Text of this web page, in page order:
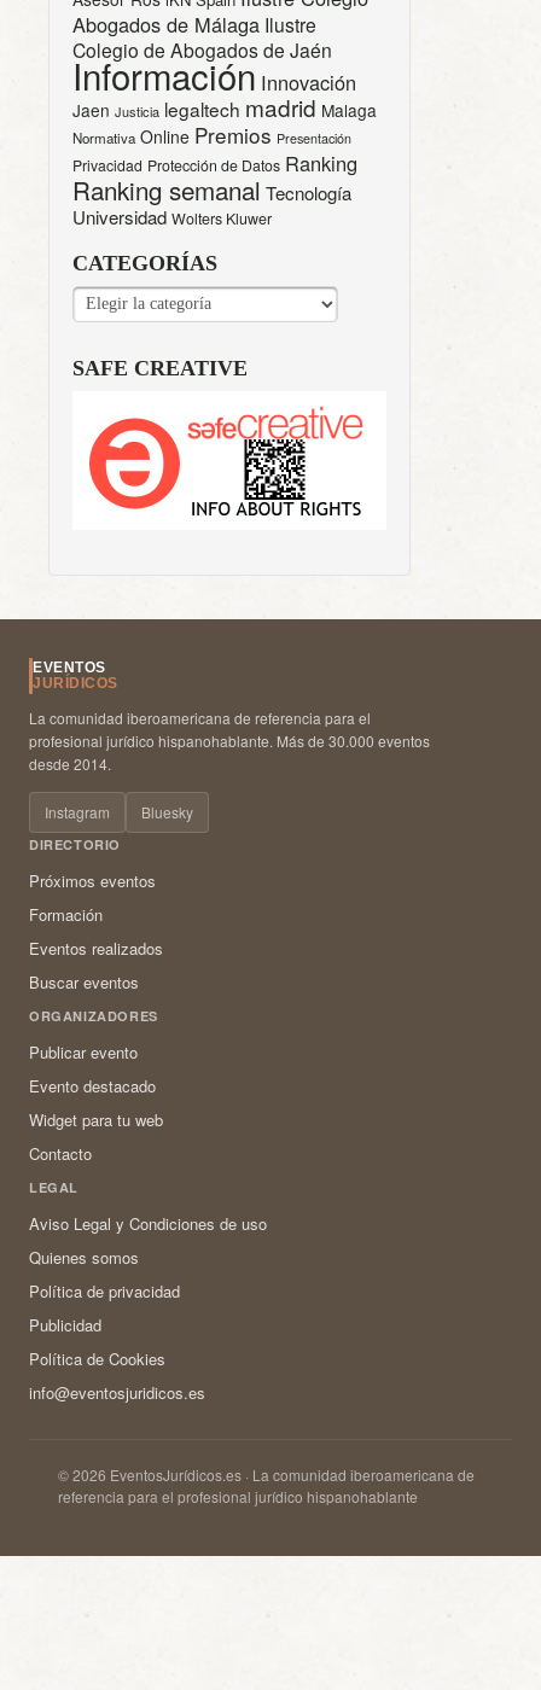
Abogados de Málaga Ilustre
Colegio de Abogados de Jaén
Información Innovación
Jaen Justicia legaltech madrid Malaga
Normativa Online Premios Presentación
Privacidad Protección de Datos Ranking
Ranking semanal Tecnología
Universidad Wolters Kluwer
CATEGORÍAS
CATEGORÍAS
SAFE CREATIVE
EVENTOS
JURÍDICOS
La comunidad iberoamericana de referencia para el
profesional jurídico hispanohablante. Más de 30.000 eventos
desde 2014.
Instagram Bluesky
DIRECTORIO
Próximos eventos
Formación
Eventos realizados
Buscar eventos
ORGANIZADORES
Publicar evento
Evento destacado
Widget para tu web
Contacto
LEGAL
Aviso Legal y Condiciones de uso
Quienes somos
Política de privacidad
Publicidad
Política de Cookies
info@eventosjuridicos.es
© 2026 EventosJurídicos.es · La comunidad iberoamericana de
referencia para el profesional jurídico hispanohablante